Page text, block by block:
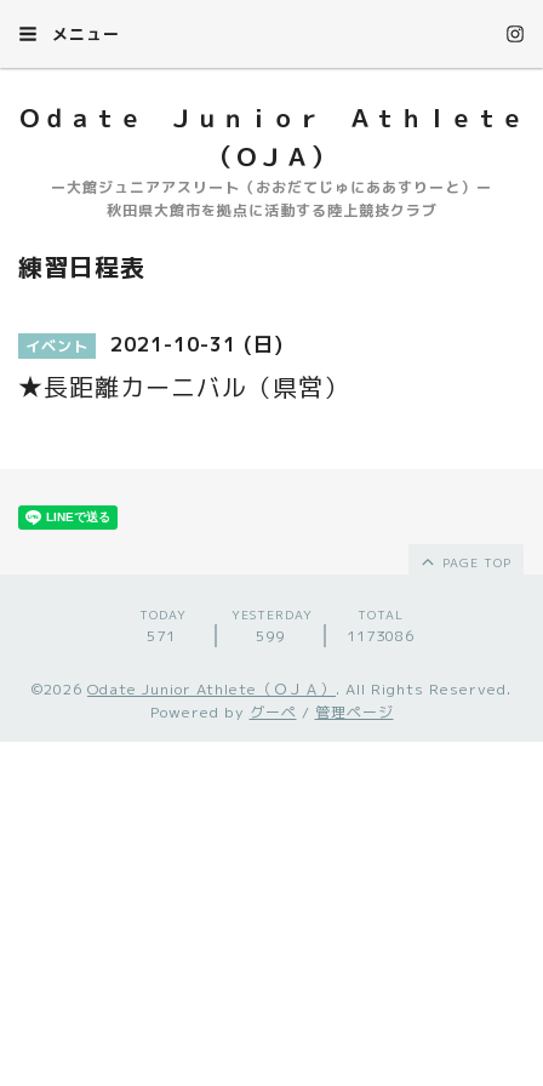
メニュー
Ｏｄａｔｅ Ｊｕｎｉｏｒ Ａｔｈｌｅｔｅ
（ＯＪＡ）
ー大館ジュニアアスリート（おおだてじゅにああすりーと）ー
秋田県大館市を拠点に活動する陸上競技クラブ
練習日程表
イベント 2021-10-31 (日)
★長距離カーニバル（県営）
PAGE TOP
TODAY
571
YESTERDAY
599
TOTAL
1173086
©2026 Odate Junior Athlete（ＯＪＡ） . All Rights Reserved.
Powered by グーペ / 管理ページ